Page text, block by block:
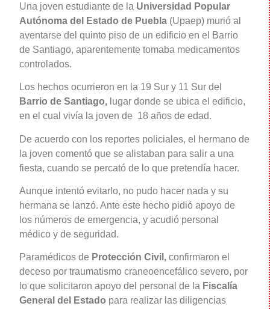
Una joven estudiante de la Universidad Popular
Autónoma del Estado de Puebla (Upaep) murió al
aventarse del quinto piso de un edificio en el Barrio
de Santiago, aparentemente tomaba medicamentos
controlados.
Los hechos ocurrieron en la 19 Sur y 11 Sur del
Barrio de Santiago, lugar donde se ubica el edificio,
en el cual vivía la joven de 18 años de edad.
De acuerdo con los reportes policiales, el hermano de
la joven comentó que se alistaban para salir a una
fiesta, cuando se percató de lo que pretendía hacer.
Aunque intentó evitarlo, no pudo hacer nada y su
hermana se lanzó. Ante este hecho pidió apoyo de
los números de emergencia, y acudió personal
médico y de seguridad.
Paramédicos de Protección Civil, confirmaron el
deceso por traumatismo craneoencefálico severo, por
lo que solicitaron apoyo del personal de la Fiscalía
General del Estado para realizar las diligencias